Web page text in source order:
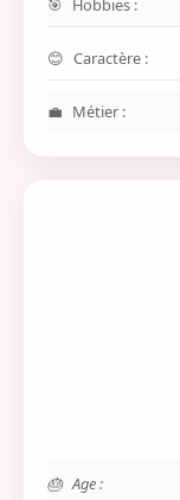
Hobbies :
Caractère :
Métier :
Age :